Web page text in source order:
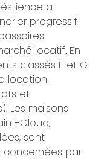
a
progressif
locatif. En
classés F et G
location
et
Les maisons
Cloud,
sont
concernées par